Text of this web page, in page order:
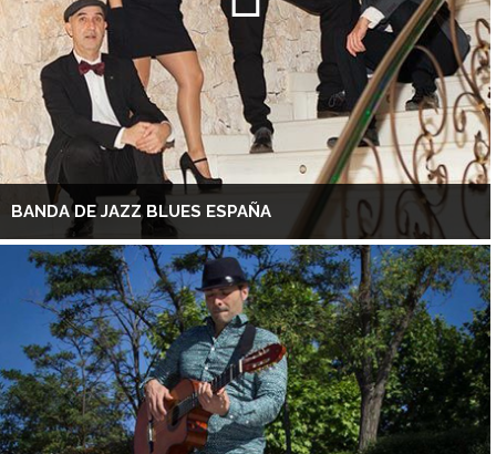
BANDA DE JAZZ BLUES ESPAÑA